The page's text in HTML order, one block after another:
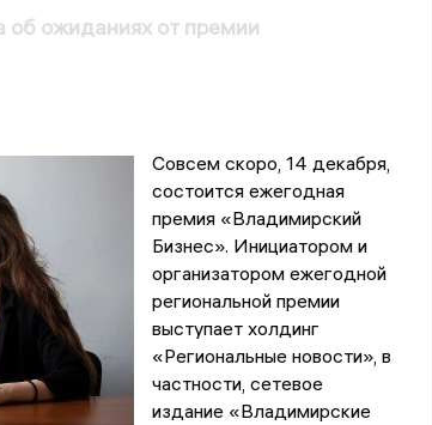
об ожиданиях от премии
Совсем скоро, 14 декабря,
состоится ежегодная
премия «Владимирский
Бизнес». Инициатором и
организатором ежегодной
региональной премии
выступает холдинг
«Региональные новости», в
частности, сетевое
издание «Владимирские